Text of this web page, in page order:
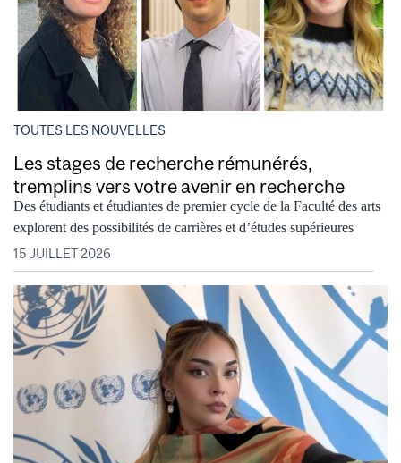
TOUTES LES NOUVELLES
Les stages de recherche rémunérés,
tremplins vers votre avenir en recherche
Des étudiants et étudiantes de premier cycle de la Faculté des arts
explorent des possibilités de carrières et d’études supérieures
15 JUILLET 2026